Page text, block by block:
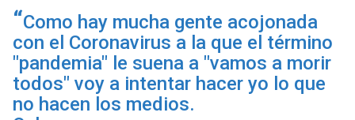
Como hay mucha gente acojonada
con el Coronavirus a la que el término
"pandemia" le suena a "vamos a morir
todos" voy a intentar hacer yo lo que
no hacen los medios.